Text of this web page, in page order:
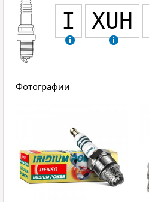
I XUH
Фотографии